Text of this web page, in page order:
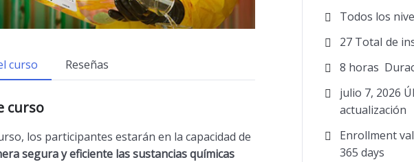
curso Reseñas
curso
los participantes estarán en la capacidad de
segura y eficiente las sustancias químicas
Todos los
27 TotaI de
8 horas
julio 7, 2026
actualización
Enrollment
365 days